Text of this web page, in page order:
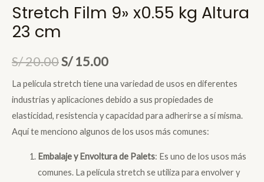
Stretch Film 9» x0.55 kg Altura
23 cm
S/20.00El
precio
original
era:
S/ 20.00.
S/15.00El
precio
actual
es:
S/ 15.00.
La película stretch tiene una variedad de usos en diferentes
industrias y aplicaciones debido a sus propiedades de
elasticidad, resistencia y capacidad para adherirse a sí misma.
Aquí te menciono algunos de los usos más comunes:
Embalaje y Envoltura de Palets: Es uno de los usos más
comunes. La película stretch se utiliza para envolver y